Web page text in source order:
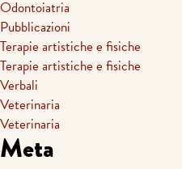
Odontoiatria
Pubblicazioni
Terapie artistiche e fisiche
Terapie artistiche e fisiche
Verbali
Veterinaria
Veterinaria
Meta